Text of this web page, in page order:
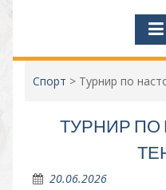
Спорт > Турнир по
ТУРНИР
20.06.2026